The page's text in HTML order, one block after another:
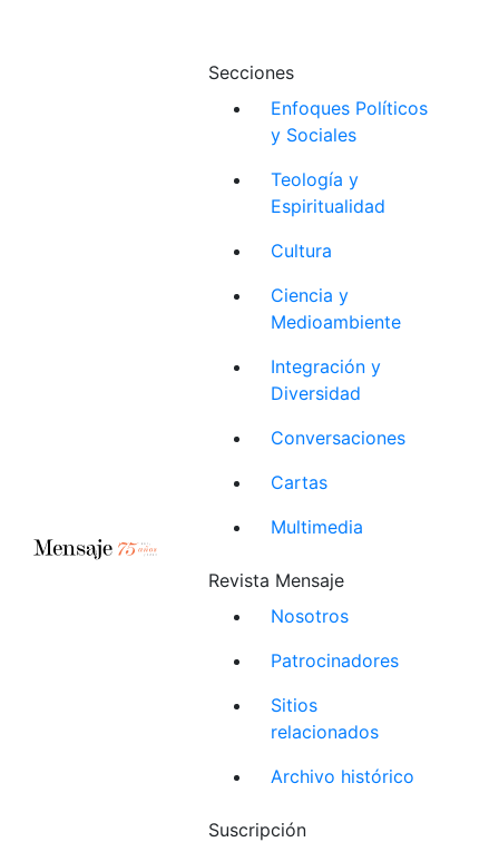
Secciones
Enfoques Políticos
y Sociales
Teología y
Espiritualidad
Cultura
Ciencia y
Medioambiente
Integración y
Diversidad
Conversaciones
Cartas
Multimedia
Revista Mensaje
Nosotros
Patrocinadores
Sitios
relacionados
Archivo histórico
Suscripción